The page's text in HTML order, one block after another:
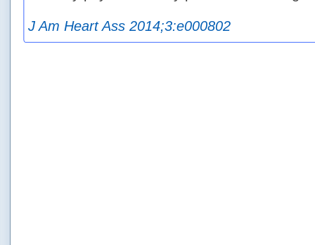
J Am Heart Ass 2014;3:e000802